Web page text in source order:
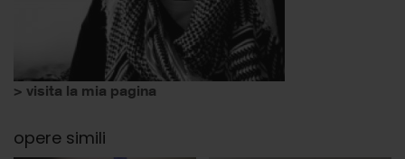
> visita la mia pagina
opere simili